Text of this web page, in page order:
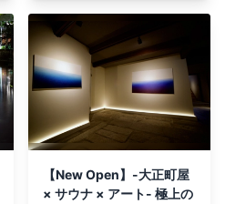
【New Open】-大正町屋
× サウナ × アート- 極上の